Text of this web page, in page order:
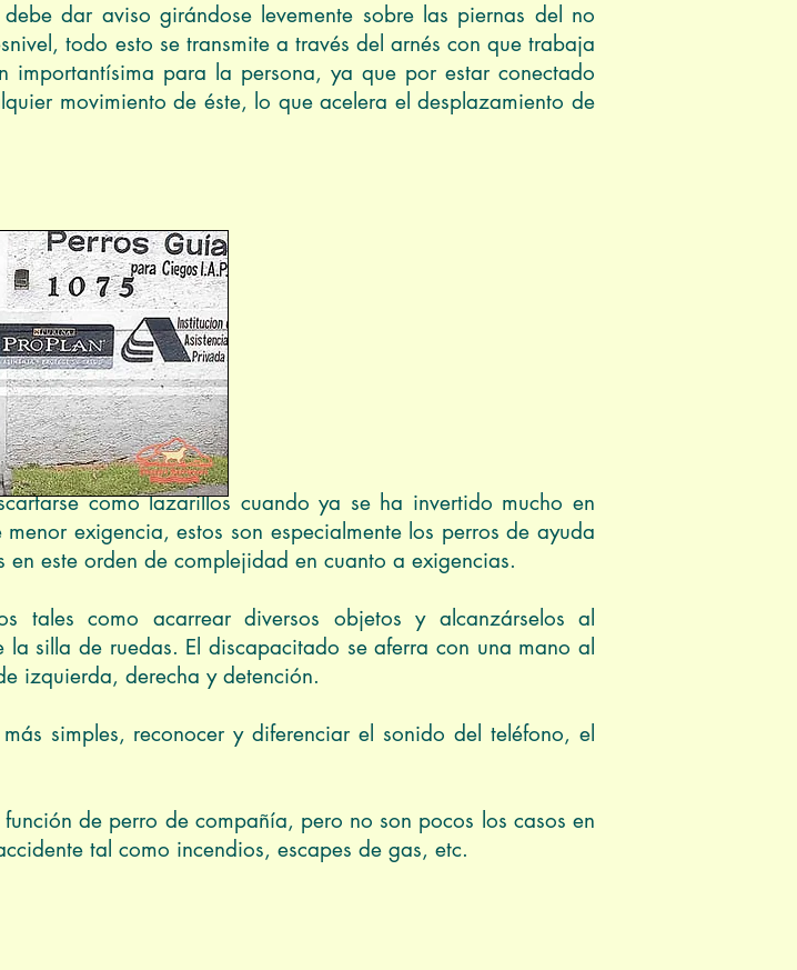
dar aviso girándose levemente sobre las piernas del no
todo esto se transmite a través del arnés con que trabaja
importantísima para la persona, ya que por estar conectado
movimiento de éste, lo que acelera el desplazamiento de
como lazarillos cuando ya se ha invertido mucho en
exigencia, estos son especialmente los perros de ayuda
este orden de complejidad en cuanto a exigencias.
tales como acarrear diversos objetos y alcanzárselos al
silla de ruedas. El discapacitado se aferra con una mano al
izquierda, derecha y detención.
simples, reconocer y diferenciar el sonido del teléfono, el
de perro de compañía, pero no son pocos los casos en
tal como incendios, escapes de gas, etc.